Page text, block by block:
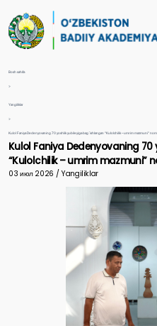
Bosh sahifa
>
Yangiliklar
>
Kulol Faniya Dedenyovaning 70 yoshlik yubileyiga bag`ishlangan “Kulolchilik – umrim mazmuni”
Kulol Faniya Dedenyovaning
“Kulolchilik – umrim mazmuni”
03 июл 2026 / Yangiliklar